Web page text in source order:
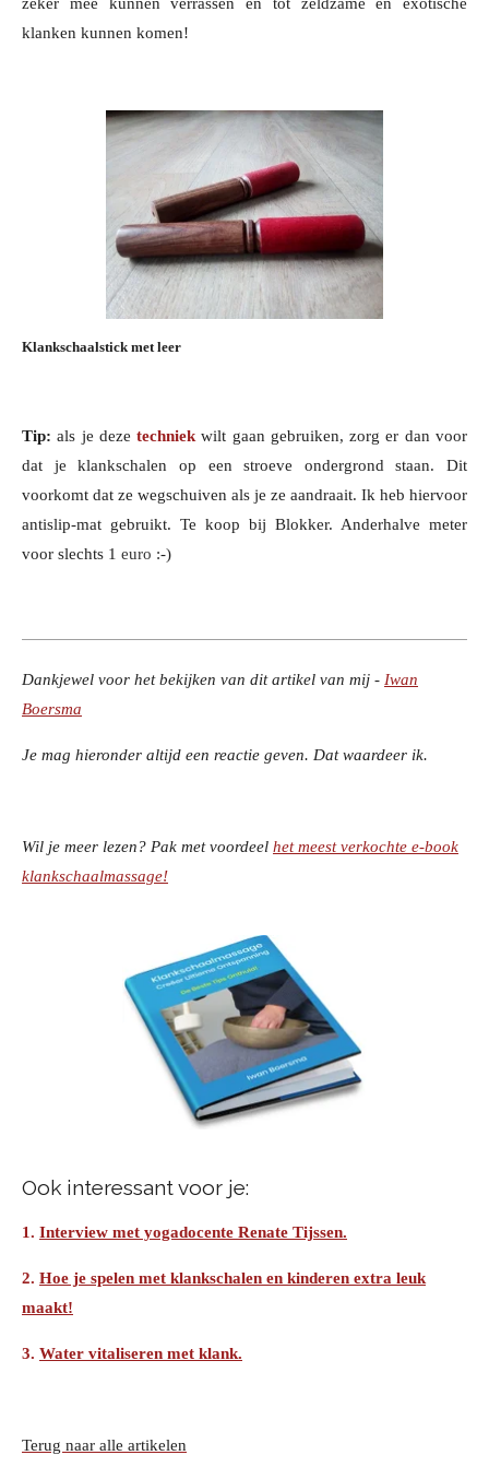
zeker mee kunnen verrassen en tot zeldzame en exotische
klanken kunnen komen!
Klankschaalstick met leer
Tip: als je dezetechniek wilt gaan gebruiken, zorg er dan voor
dat je klankschalen op een stroeve ondergrond staan. Dit
voorkomt dat ze wegschuiven als je ze aandraait. Ik heb hiervoor
antislip-mat gebruikt. Te koop bij Blokker. Anderhalve meter
voor slechts 1 euro :-)
Dankjewel voor het bekijken van dit artikel van mij - Iwan
Boersma
Je mag hieronder altijd een reactie geven. Dat waardeer ik.
Wil je meer lezen? Pak met voordeel het meest verkochte e-book
klankschaalmassage!
Ook interessant voor je:
1. Interview met yogadocente Renate Tijssen.
2. Hoe je spelen met klankschalen en kinderen extra leuk
maakt!
3. Water vitaliseren met klank.
Terug naar alle artikelen